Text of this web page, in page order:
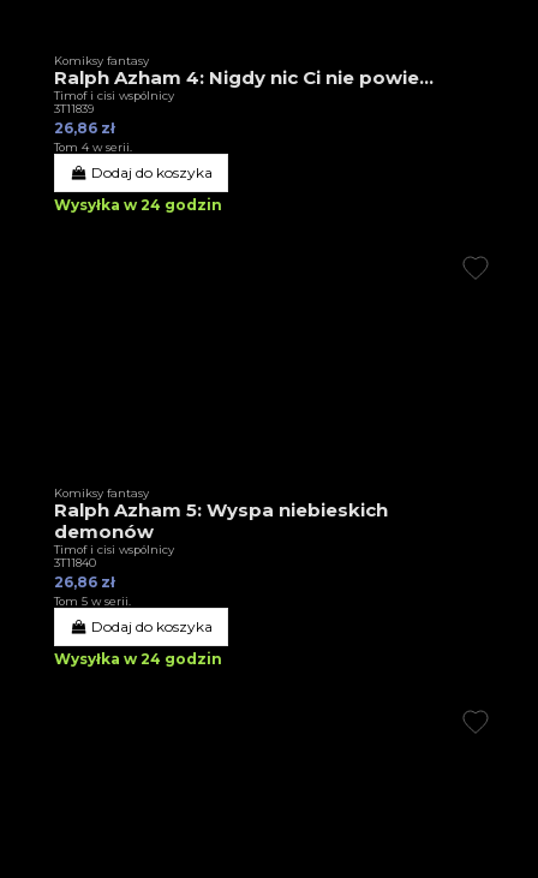
Komiksy fantasy
Ralph Azham 4: Nigdy nic Ci nie powie...
Timof i cisi wspólnicy
3T11839
26,86 zł
Tom 4 w serii.
Dodaj do koszyka
Wysyłka w 24 godzin
Komiksy fantasy
Ralph Azham 5: Wyspa niebieskich
demonów
Timof i cisi wspólnicy
3T11840
26,86 zł
Tom 5 w serii.
Dodaj do koszyka
Wysyłka w 24 godzin